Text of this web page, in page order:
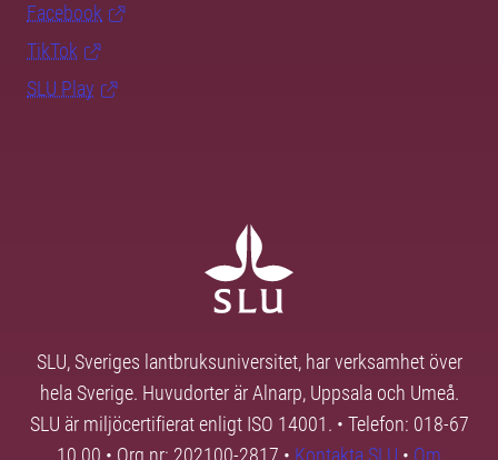
Facebook
TikTok
SLU Play
SLU, Sveriges lantbruksuniversitet, har verksamhet över
hela Sverige. Huvudorter är Alnarp, Uppsala och Umeå.
SLU är miljöcertifierat enligt ISO 14001. • Telefon: 018-67
10 00 • Org nr: 202100-2817 • Kontakta SLU • Om